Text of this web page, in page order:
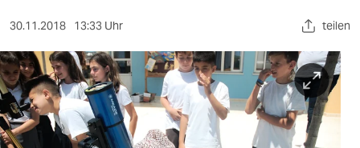
sport
berlin
nord
30.11.2018 13:33 Uhr teilen